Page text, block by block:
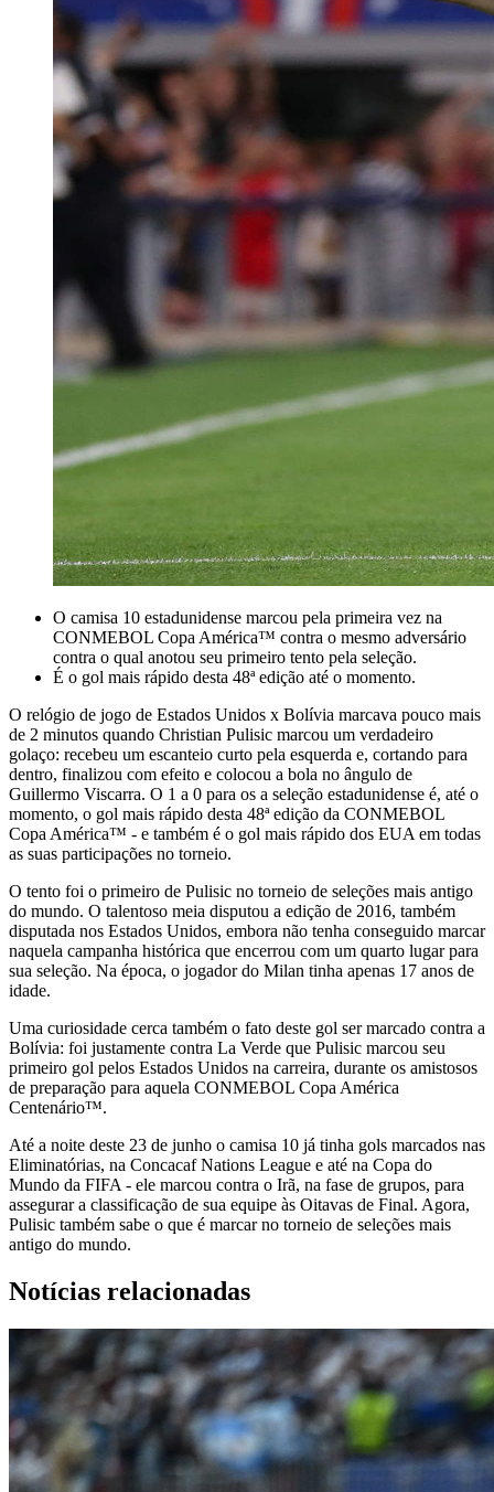
O camisa 10 estadunidense marcou pela primeira vez na
CONMEBOL Copa América™ contra o mesmo adversário
contra o qual anotou seu primeiro tento pela seleção.
É o gol mais rápido desta 48ª edição até o momento.
O relógio de jogo de Estados Unidos x Bolívia marcava pouco mais
de 2 minutos quando Christian Pulisic marcou um verdadeiro
golaço: recebeu um escanteio curto pela esquerda e, cortando para
dentro, finalizou com efeito e colocou a bola no ângulo de
Guillermo Viscarra. O 1 a 0 para os a seleção estadunidense é, até o
momento, o gol mais rápido desta 48ª edição da CONMEBOL
Copa América™ - e também é o gol mais rápido dos EUA em todas
as suas participações no torneio.
O tento foi o primeiro de Pulisic no torneio de seleções mais antigo
do mundo. O talentoso meia disputou a edição de 2016, também
disputada nos Estados Unidos, embora não tenha conseguido marcar
naquela campanha histórica que encerrou com um quarto lugar para
sua seleção. Na época, o jogador do Milan tinha apenas 17 anos de
idade.
Uma curiosidade cerca também o fato deste gol ser marcado contra a
Bolívia: foi justamente contra La Verde que Pulisic marcou seu
primeiro gol pelos Estados Unidos na carreira, durante os amistosos
de preparação para aquela CONMEBOL Copa América
Centenário™.
Até a noite deste 23 de junho o camisa 10 já tinha gols marcados nas
Eliminatórias, na Concacaf Nations League e até na Copa do
Mundo da FIFA - ele marcou contra o Irã, na fase de grupos, para
assegurar a classificação de sua equipe às Oitavas de Final. Agora,
Pulisic também sabe o que é marcar no torneio de seleções mais
antigo do mundo.
Notícias relacionadas